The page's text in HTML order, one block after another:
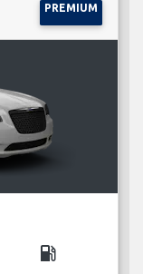
PREMIUM
local_gas_station